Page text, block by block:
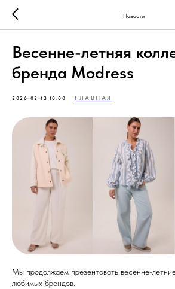
Новости
Весенне-летняя
бренда Modress
2026-02-13 10:00 ГЛАВНАЯ
Мы продолжаем презентовать весенне-
любимых брендов.